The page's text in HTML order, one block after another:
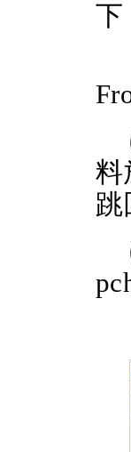
下
跳